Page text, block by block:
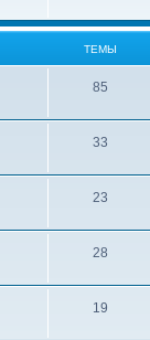
ТЕМЫ
85
33
23
28
19